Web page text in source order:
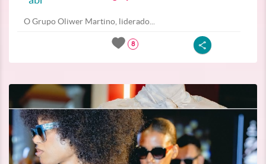
O Grupo Oliwer Martino, liderado...
8